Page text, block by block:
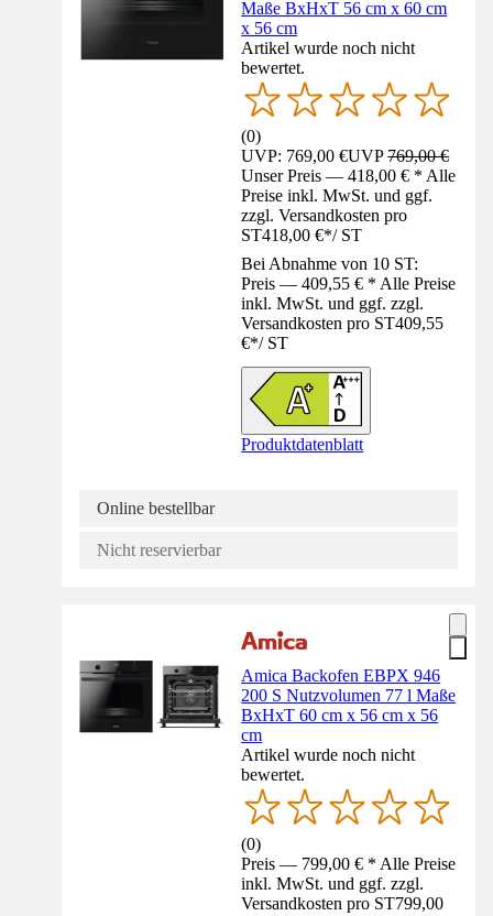
Maße BxHxT 56 cm x 60 cm
x 56 cm
Artikel wurde noch nicht
bewertet.
(0)
UVP: 769,00 €UVP769,00 €
Unser Preis — 418,00 € * Alle
Preise inkl. MwSt. und ggf.
zzgl. Versandkosten pro
ST418,00 €*/ ST
Bei Abnahme von 10 ST:
Preis — 409,55 € * Alle Preise
inkl. MwSt. und ggf. zzgl.
Versandkosten pro ST409,55
€*/ ST
Produktdatenblatt
Online bestellbar
Nicht reservierbar
Amica Backofen EBPX 946
200 S Nutzvolumen 77 l Maße
BxHxT 60 cm x 56 cm x 56
cm
Artikel wurde noch nicht
bewertet.
(0)
Preis — 799,00 € * Alle Preise
inkl. MwSt. und ggf. zzgl.
Versandkosten pro ST799,00